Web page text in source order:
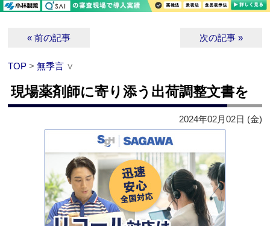
« 前の記事 次の記事 »
TOP >無季言 ∨
現場薬剤師に寄り添う出荷調整文書を
2024年02月02日 (金)